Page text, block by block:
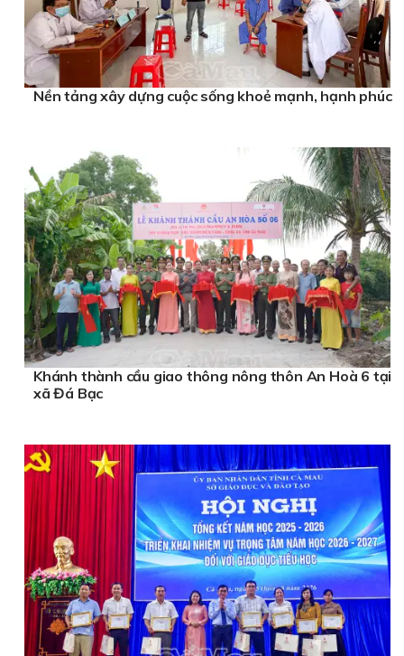
Nền tảng xây dựng cuộc sống khoẻ mạnh, hạnh phúc
Khánh thành cầu giao thông nông thôn An Hoà 6 tại
xã Đá Bạc